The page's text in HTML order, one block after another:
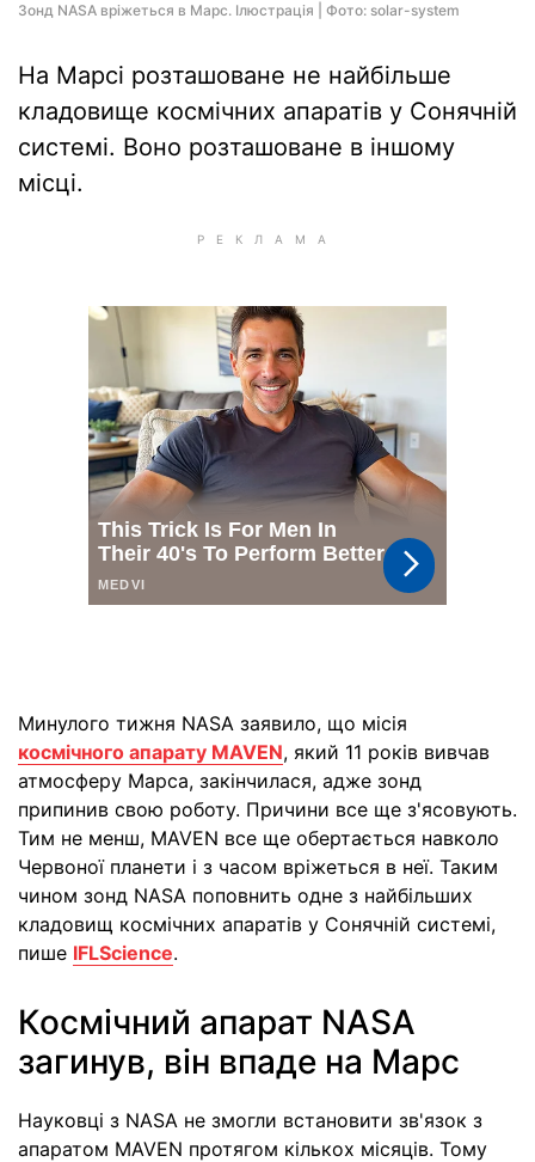
Зонд NASA вріжеться в Марс. Ілюстрація | Фото: solar-system
На Марсі розташоване не найбільше
кладовище космічних апаратів у Сонячній
системі. Воно розташоване в іншому
місці.
Минулого тижня NASA заявило, що місія
космічного апарату MAVEN, який 11 років вивчав
атмосферу Марса, закінчилася, адже зонд
припинив свою роботу. Причини все ще з'ясовують.
Тим не менш, MAVEN все ще обертається навколо
Червоної планети і з часом вріжеться в неї. Таким
чином зонд NASA поповнить одне з найбільших
кладовищ космічних апаратів у Сонячній системі,
пише IFLScience.
Космічний апарат NASA
загинув, він впаде на Марс
Науковці з NASA не змогли встановити зв'язок з
апаратом MAVEN протягом кількох місяців. Тому